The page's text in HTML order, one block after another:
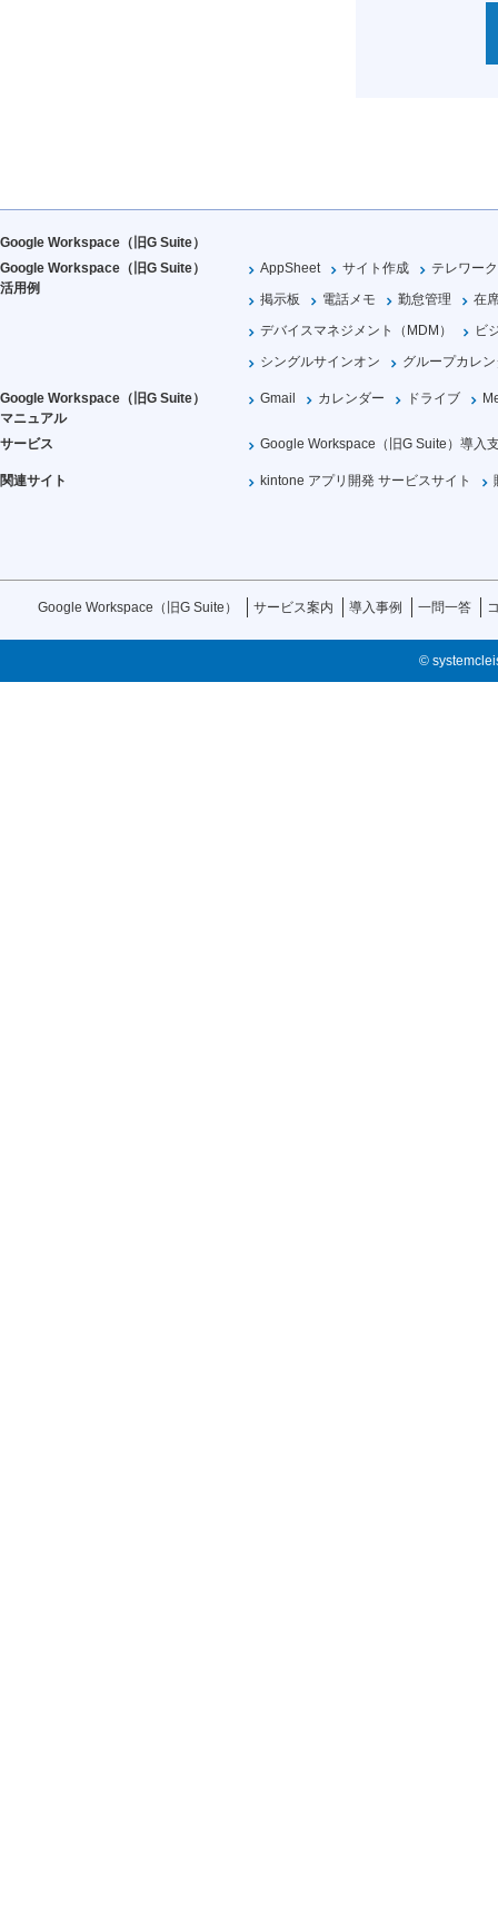
Google Workspace（旧G Suite）
Google Workspace（旧G Suite）
活用例
AppSheet サイト作成
テレワーク
掲示板
電話メモ 勤怠管理
在
デバイスマネジメント（MDM）
ビ
シングルサインオン
グループカレ
Google Workspace（旧G Suite）
マニュアル
Gmail カレンダー ドライブ
サービス Google Workspace（旧G Suite）導入
関連サイト kintone アプリ開発 サービスサイト
Google Workspace（旧G Suite） サービス案内 導入事例 一問一答
©